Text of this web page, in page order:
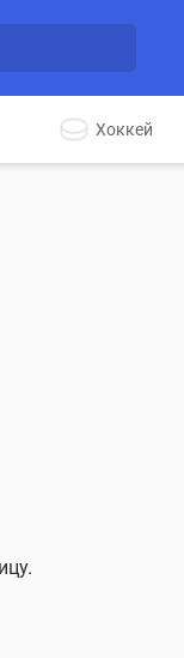
Хоккей